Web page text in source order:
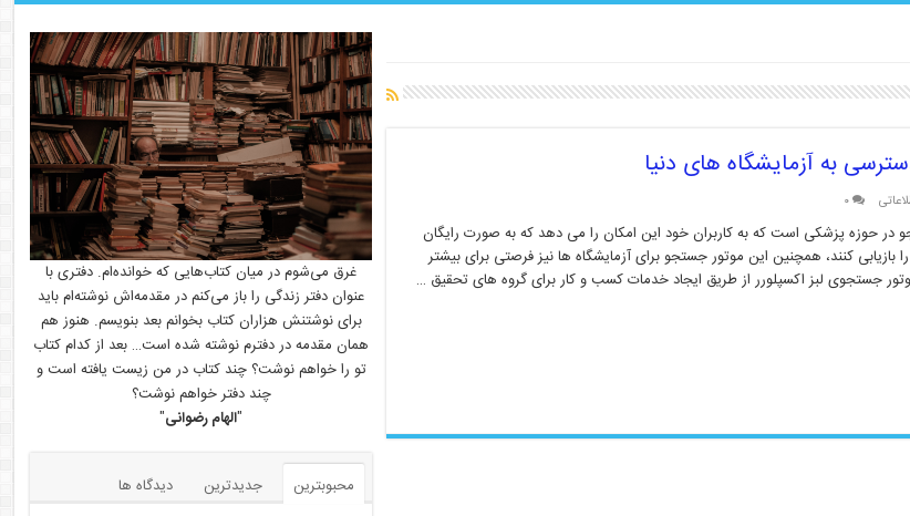
۰
در حوزه پزشکی است که به کاربران خود این امکان را می دهد که به صورت رایگان
بازیابی کنند، همچنین این موتور جستجو برای آزمایشگاه ها نیز فرصتی برای بیشتر
جستجوی لبز اکسپلورر از طریق ایجاد خدمات کسب و کار برای گروه های تحقیق …
غرق می‌شوم در میان کتاب‌هایی که خوانده‌ام. دفتری با
عنوان دفتر زندگی را باز می‌کنم در مقدمه‌اش نوشته‌ام باید
برای نوشتنش هزاران کتاب بخوانم بعد بنویسم. هنوز هم
همان مقدمه در دفترم نوشته شده است… بعد از کدام کتاب
تو را خواهم نوشت؟ چند کتاب در من زیست یافته است و
چند دفتر خواهم نوشت؟
"الهام رضوانی"
محبوبترین جدیدترین
دیدگاه ها